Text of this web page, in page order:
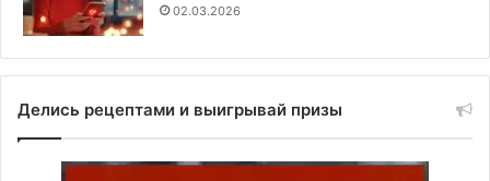
02.03.2026
Делись рецептами и выигрывай призы